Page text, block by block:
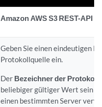
Amazon AWS S3 REST-API
Geben Sie einen eindeutigen
Protokollquelle ein.
Der Bezeichner der
beliebiger gültiger Wert sein
einen bestimmten Server